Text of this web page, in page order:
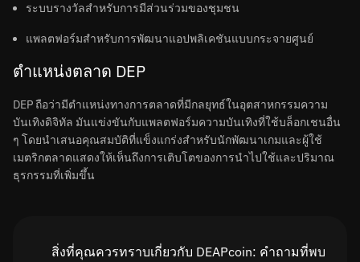
ระบบรางวัลสำหรับการมีส่วนร่วมของชุมชน
แพลตฟอร์มสำหรับการพัฒนาแอปพลิเคชันแบบกระจายศูนย์
ตำแหน่งตลาด DEP
DEP ถือว่ามีตำแหน่งทางการตลาดที่มีกลยุทธ์ในอุตสาหกรรมความ
บันเทิงดิจิทัล มันแข่งขันกับแพลตฟอร์มความบันเทิงที่ใช้บล็อกเชนอื่น
ๆ โดยนำเสนอคุณสมบัติที่แข็งแกร่งสำหรับนักพัฒนาเกมและผู้ใช้
เมตริกตลาดแสดงให้เห็นถึงการเติบโตของการนำไปใช้และปริมาณ
ธุรกรรมที่เพิ่มขึ้น
สิ่งที่คุณควรทราบเกี่ยวกับ DEAPcoin: คำถามที่พบ